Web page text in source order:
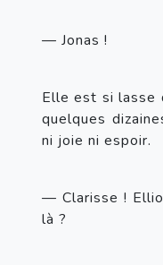
— Jonas !
Elle est si lasse
quelques
ni joie ni espoir.
— Clarisse !
là ?